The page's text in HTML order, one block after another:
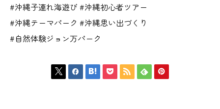
#沖縄子連れ海遊び #沖縄初心者ツアー
#沖縄テーマパーク #沖縄思い出づくり
#自然体験ジョン万パーク
      